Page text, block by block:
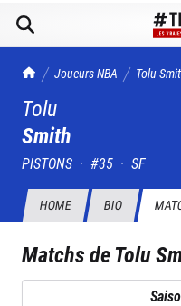
TrashTalk Actu NBA
Joueurs NBA Tolu
Tolu
Smith
PISTONS · #35 · SF
HOME BIO
Matchs deTolu